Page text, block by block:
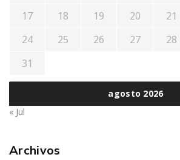
agosto 2026
17
18 19 20 21
24
25 26 27 28
31
« Jul
Archivos